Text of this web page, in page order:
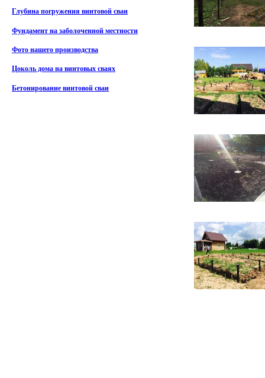
Глубина погружения винтовой сваи
Фундамент на заболоченной местности
Фото нашего производства
Цоколь дома на винтовых сваях
Бетонирование винтовой сваи